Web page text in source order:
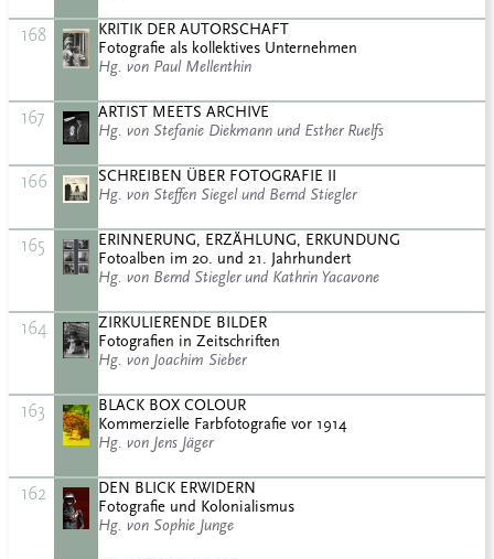
168
KRITIK DER AUTORSCHAFT
Fotografie als kollektives Unternehmen
Hg. von Paul Mellenthin
167
ARTIST MEETS ARCHIVE
Hg. von Stefanie Diekmann und Esther Ruelfs
166
SCHREIBEN ÜBER FOTOGRAFIE II
Hg. von Steffen Siegel und Bernd Stiegler
165
ERINNERUNG, ERZÄHLUNG, ERKUNDUNG
Fotoalben im 20. und 21. Jahrhundert
Hg. von Bernd Stiegler und Kathrin Yacavone
164
ZIRKULIERENDE BILDER
Fotografien in Zeitschriften
Hg. von Joachim Sieber
163
BLACK BOX COLOUR
Kommerzielle Farbfotografie vor 1914
Hg. von Jens Jäger
162
DEN BLICK ERWIDERN
Fotografie und Kolonialismus
Hg. von Sophie Junge